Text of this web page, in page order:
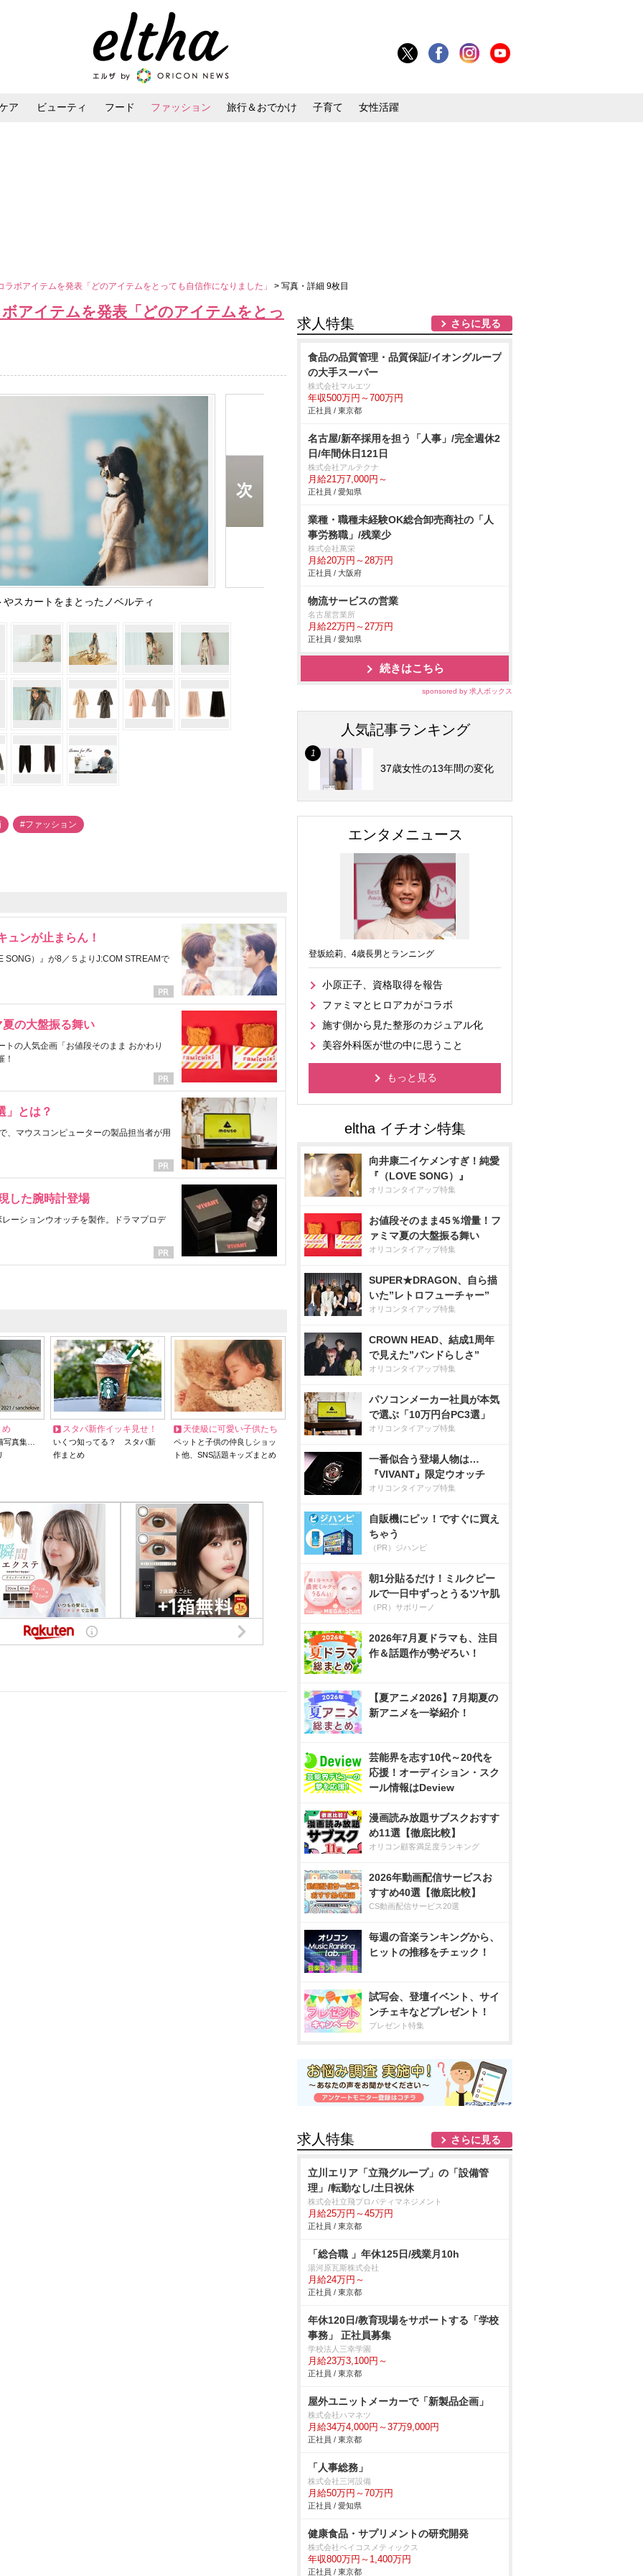
ア ビューティ フード ファッション 旅行＆おでかけ 子育て 女性活躍
ラボアイテムを発表「どのアイテムをとっても自信作になりました」 > 写真・詳細 9枚目
アイテムを発表「どのアイテムをとっ
スカートをまとったノベルティ
#ファッション
ュンが止まらん！
SONG）』が8／５よりJ:COM STREAMで
の大盤振る舞い
の人気企画「お値段そのまま おかわり
！
」とは？
、マウスコンピューターの製品担当者が用
した腕時計登場
ーションウオッチを製作。ドラマプロデ
め
写真集…
スタバ新作イッキ見せ！
いくつ知ってる？ スタバ新
作まとめ
天使級に可愛い子供たち
ペットと子供の仲良しショッ
ト他、SNS話題キッズまとめ
求人特集 さらに見る
食品の品質管理・品質保証/イオングループ
の大手スーパー
株式会社マルエツ
年収500万円～700万円
正社員 / 東京都
名古屋/新卒採用を担う「人事」/完全週休2
日/年間休日121日
株式会社アルテクナ
月給21万7,000円～
正社員 / 愛知県
業種・職種未経験OK総合卸売商社の「人
事労務職」/残業少
株式会社萬栄
月給20万円～28万円
正社員 / 大阪府
物流サービスの営業
名古屋営業所
月給22万円～27万円
正社員 / 愛知県
続きはこちら
sponsored by 求人ボックス
人気記事ランキング
37歳女性の13年間の変化
エンタメニュース
登坂絵莉、4歳長男とランニング
小原正子、資格取得を報告
ファミマとヒロアカがコラボ
施す側から見た整形のカジュアル化
美容外科医が世の中に思うこと
もっと見る
向井康二イケメンすぎ！純愛
『（LOVE SONG）』
オリコンタイアップ特集
お値段そのまま45％増量！フ
ァミマ夏の大盤振る舞い
オリコンタイアップ特集
SUPER★DRAGON、自ら描
いた”レトロフューチャー”
オリコンタイアップ特集
CROWN HEAD、結成1周年
で見えた”バンドらしさ”
オリコンタイアップ特集
パソコンメーカー社員が本気
で選ぶ「10万円台PC3選」
オリコンタイアップ特集
一番似合う登場人物は…
『VIVANT』限定ウオッチ
オリコンタイアップ特集
自販機にピッ！ですぐに買え
ちゃう
（PR）ジハンピ
朝1分貼るだけ！ミルクピー
ルで一日中ずっとうるツヤ肌
（PR）サボリーノ
2026年7月夏ドラマも、注目
作＆話題作が勢ぞろい！
【夏アニメ2026】7月期夏の
新アニメを一挙紹介！
芸能界を志す10代～20代を
応援！オーディション・スク
ール情報はDeview
漫画読み放題サブスクおすす
め11選【徹底比較】
オリコン顧客満足度ランキング
2026年動画配信サービスお
すすめ40選【徹底比較】
CS動画配信サービス20選
毎週の音楽ランキングから、
ヒットの推移をチェック！
試写会、登壇イベント、サイ
ンチェキなどプレゼント！
プレゼント特集
求人特集 さらに見る
立川エリア「立飛グループ」の「設備管
理」/転勤なし/土日祝休
株式会社立飛プロパティマネジメント
月給25万円～45万円
正社員 / 東京都
「総合職 」年休125日/残業月10h
湯河原瓦斯株式会社
月給24万円～
正社員 / 東京都
年休120日/教育現場をサポートする「学校
事務」 正社員募集
学校法人三幸学園
月給23万3,100円～
正社員 / 東京都
屋外ユニットメーカーで「新製品企画」
株式会社ハマネツ
月給34万4,000円～37万9,000円
正社員 / 東京都
「人事総務」
株式会社三河設備
月給50万円～70万円
正社員 / 愛知県
健康食品・サプリメントの研究開発
株式会社ベイコスメティックス
年収800万円～1,400万円
正社員 / 東京都